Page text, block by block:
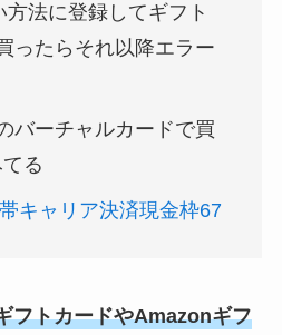
法に登録してギフト
ったらそれ以降エラー
バーチャルカードで買
る
キャリア決済現金枠67
フトカードやAmazonギフ